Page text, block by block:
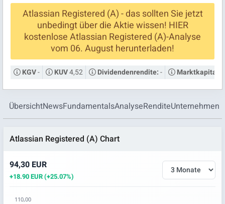
Atlassian Registered (A) - das sollten Sie jetzt
unbedingt über die Aktie wissen! HIER
kostenlose Atlassian Registered (A)-Analyse
vom 06. August herunterladen!
KGV- KUV4,52 Dividendenrendite:-
ÜbersichtNewsFundamentalsAnalyseRenditeUnternehmen
Atlassian Registered (A) Chart
94,30 EUR
+18.90 EUR (+25.07%)
110,00